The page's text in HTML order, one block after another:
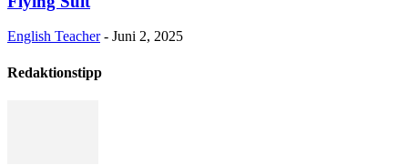
English Teacher - Juni 2, 2025
Redaktionstipp